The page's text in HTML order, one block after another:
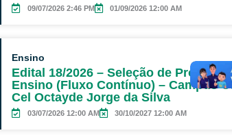
09/07/2026 2:46 PM 01/09/2026 12:00 AM
Ensino
Edital 18/2026 – Seleção de Projetos
Ensino (Fluxo Contínuo) – Campus
Cel Octayde Jorge da Silva
03/07/2026 12:00 AM 30/10/2027 12:00 AM